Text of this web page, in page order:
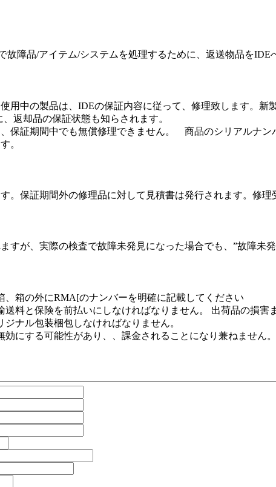
故障品/アイテム/システムを処理するために、返送物品を
用中の製品は、IDEの保証内容に従って、修理致します。新
返却品の保証状態も知らされます。
保証期間中でも無償修理できません。 商品のシリアルナ
。
。保証期間外の修理品に対して見積書は発行されます。修理
すが、実際の検査で故障未発見になった場合でも、”故障未
、箱の外にRMA[のナンバーを明確に記載してください
送料と保険を前払いにしなければなりません。 出荷品の損害
ナル包装梱包しなければなりません。
にする可能性があり、、課金されることになり兼ねません。